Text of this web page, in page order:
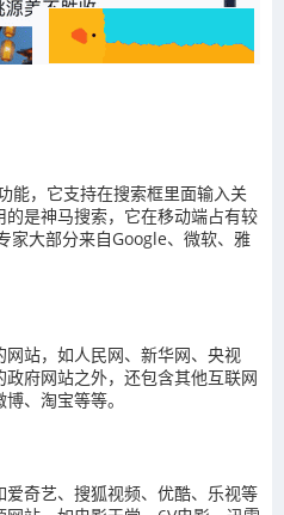
能，它支持在搜索框里面输入关
是神马搜索，它在移动端占有较
家大部分来自Google、微软、雅
站，如人民网、新华网、央视
府网站之外，还包含其他互联网
、淘宝等等。
奇艺、搜狐视频、优酷、乐视等